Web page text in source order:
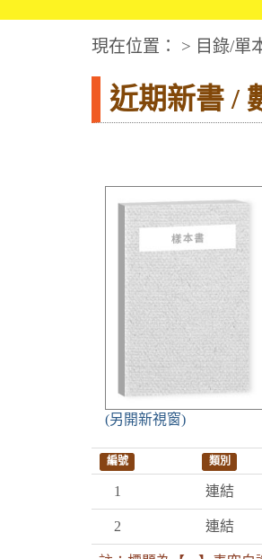
華文視障電子圖書網
現在位置： > 目錄/單
近期新書 /
(另開新視窗)
編號 類別
1 連結
2 連結